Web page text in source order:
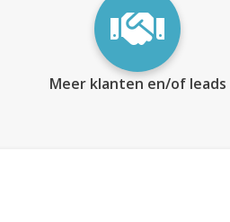
Meer klanten en/of leads